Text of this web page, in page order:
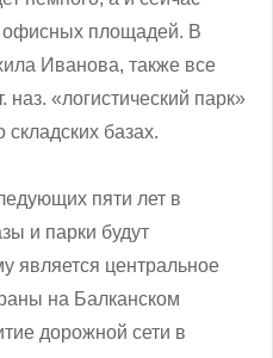
офисных площадей. В
Иванова, также все
наз. «логистический парк»
складских базах.
пяти лет в
и парки будут
является центральное
на Балканском
дорожной сети в